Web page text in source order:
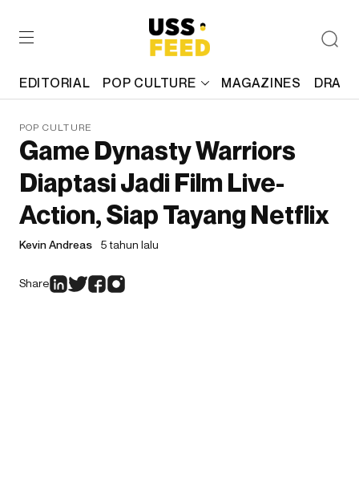
EDITORIAL POP CULTURE MAGAZINES
POP CULTURE
Game Dynasty Warriors
Diaptasi Jadi Film Live-
Action, Siap Tayang Netflix
Kevin Andreas 5 tahun lalu
Share